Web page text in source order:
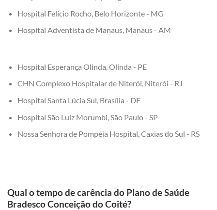
Hospital Felício Rocho, Belo Horizonte - MG
Hospital Adventista de Manaus, Manaus - AM
Hospital Esperança Olinda, Olinda - PE
CHN Complexo Hospitalar de Niterói, Niterói - RJ
Hospital Santa Lúcia Sul, Brasília - DF
Hospital São Luiz Morumbi, São Paulo - SP
Nossa Senhora de Pompéia Hospital, Caxias do Sul - RS
Qual o tempo de carência do Plano de Saúde
Bradesco Conceição do Coité?